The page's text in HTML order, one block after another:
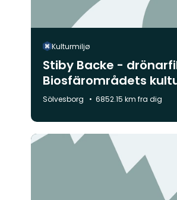
Kulturmiljø
Stiby Backe -
Biosfärområdets
naturlandskap
Kommune:
Sölvesborg 6852.15 km fra dig